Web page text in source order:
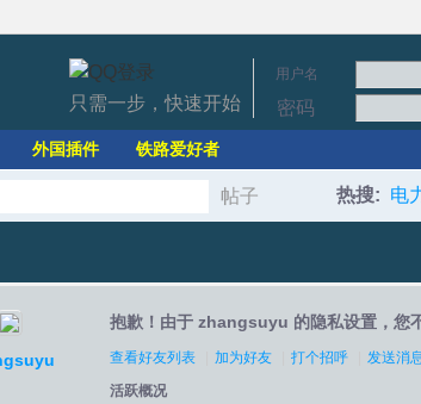
用户名
密码
只需一步，快速开始
外国插件 铁路爱好者
帖子
索
热搜: 电
抱歉！由于 zhangsuyu 的隐私设置，您
查看好友列表 加为好友 打个招呼
发送消
活跃概况